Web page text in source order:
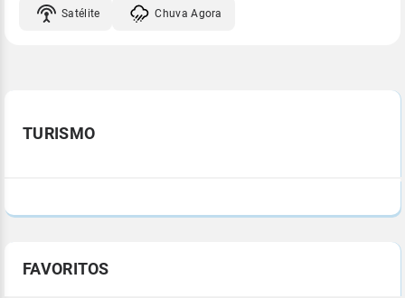
Satélite Chuva Agora
TURISMO
FAVORITOS